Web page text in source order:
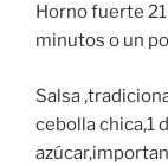
Horno fuerte
minutos o un
Salsa
cebolla chica,1